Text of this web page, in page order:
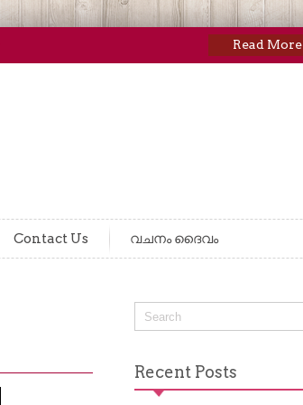
Read More
Contact Us വചനം ദൈവം
Recent Posts